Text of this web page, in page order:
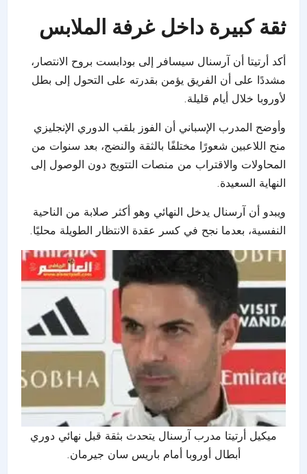
ثقة كبيرة داخل غرفة الملابس
أكد أرتيتا أن آرسنال سيسافر إلى بودابست بروح الانتصار،
مشددًا على أن الفريق يؤمن بقدرته على التحول إلى بطل
لأوروبا خلال أيام قليلة.
وأوضح المدرب الإسباني أن الفوز بلقب الدوري الإنجليزي
منح اللاعبين شعورًا مختلفًا بالثقة والنضج، بعد سنوات من
المحاولات والاقتراب من منصات التتويج دون الوصول إلى
النهاية السعيدة.
ويبدو أن آرسنال يدخل النهائي وهو أكثر صلابة من الناحية
النفسية، بعدما نجح في كسر عقدة الانتظار الطويلة محليًا.
ميكيل أرتيتا مدرب آرسنال يتحدث بثقة قبل نهائي دوري
أبطال أوروبا أمام باريس سان جيرمان.